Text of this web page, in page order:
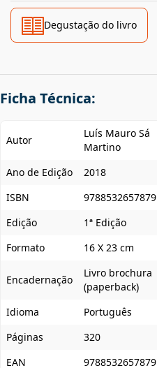
Degustação do livro
Ficha Técnica:
Autor
Luís Mauro Sá
Martino
Ano de Edição
2018
ISBN
9788532657879
Edição
1ª Edição
Formato
16 X 23 cm
Encadernação
Livro brochura
(paperback)
Idioma
Português
Páginas
320
EAN
9788532657879